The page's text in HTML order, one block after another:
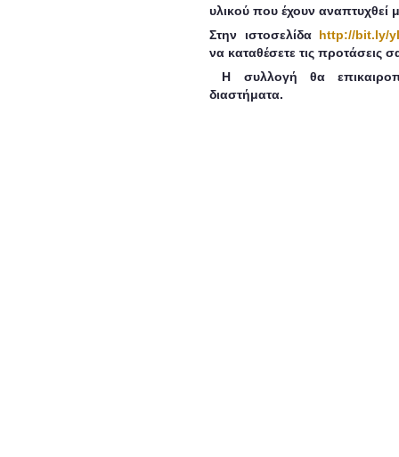
υλικού που έχουν αναπτυχθεί
Στην ιστοσελίδα http://bit.ly/
να καταθέσετε τις προτάσεις
Η συλλογή θα
διαστήματα.